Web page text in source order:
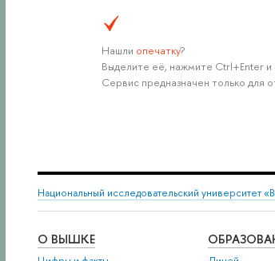
Нашли опечатку?
Выделите её, нажмите Ctrl+Enter и
Сервис предназначен только для
Национальный исследовательский университет
О ВЫШКЕ